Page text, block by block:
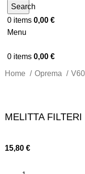
Search
0 items 0,00 €
Menu
0 items 0,00 €
Home Oprema V60
MELITTA FILTERI
15,80€